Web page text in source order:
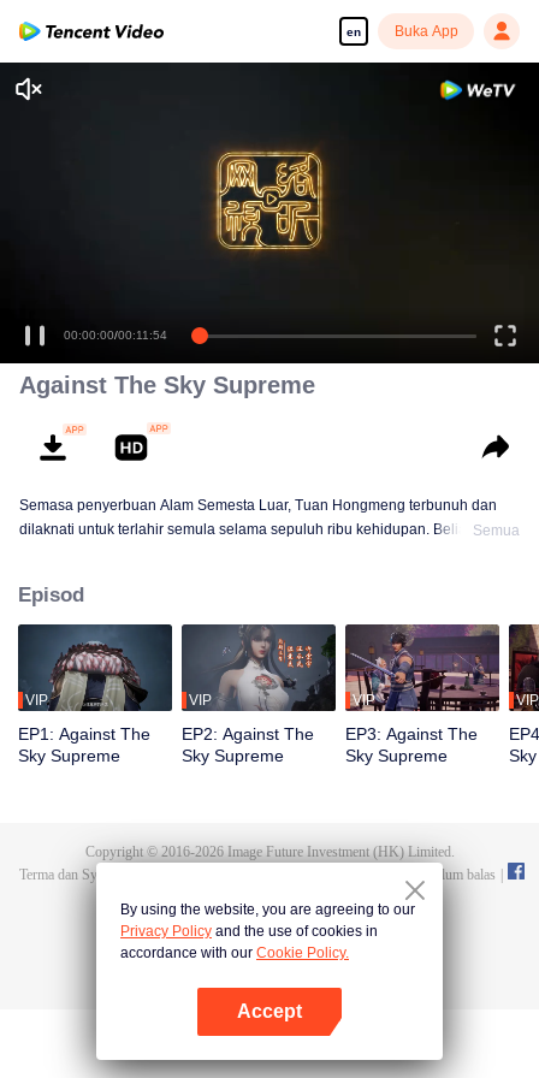
en Buka App
Enjoy smooth and HD episodes
00:00:00/00:11:54
Against The Sky Supreme
Semasa penyerbuan Alam Semesta Luar, Tuan Hongmeng terbunuh dan
dilaknati untuk terlahir semula selama sepuluh ribu kehidupan. Beliau
perkahwinan, Tan Yun terserempak dengan tunangnya yang berlaku curang
dan dipukul untuk membangkitkan ingatan Hongmeng. Kemudian, Tan Yun
memiliki bakat tahap Dewa untuk meningkatkan pertumbuhannya.
Semua
Episod
VIP
EP1: Against The
Sky Supreme
VIP
EP2: Against The
Sky Supreme
VIP
EP3: Against The
Sky Supreme
VIP
Copyright © 2016-2026Image Future Investment (HK) Limited.
Terma dan Syarat
Cadangan dan maklum balas
By using the website, you are agreeing to our
Privacy Policy and the use of cookies in
accordance with our Cookie Policy.
Accept